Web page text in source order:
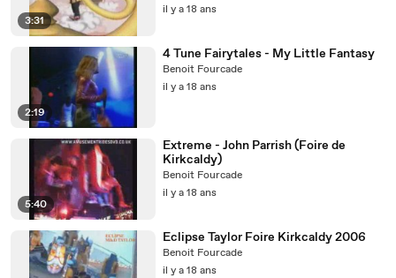
3:31
il y a 18 ans
2:19
4 Tune Fairytales - My Little Fantasy
Benoit Fourcade
il y a 18 ans
5:40
Extreme - John Parrish (Foire de
Kirkcaldy)
Benoit Fourcade
il y a 18 ans
Eclipse Taylor Foire Kirkcaldy 2006
Benoit Fourcade
il y a 18 ans